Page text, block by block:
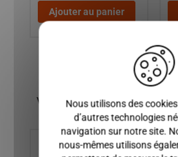
Ajouter au panier
Vous pourriez également
Nous utilisons des
d’autres technologies
navigation sur notre site.
nous-mêmes utilisons